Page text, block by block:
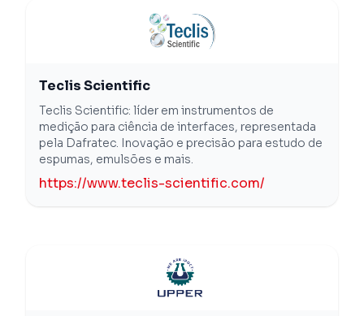
Teclis Scientific
Teclis Scientific: líder em instrumentos de
medição para ciência de interfaces, representada
pela Dafratec. Inovação e precisão para estudo de
espumas, emulsões e mais.
https://www.teclis-scientific.com/